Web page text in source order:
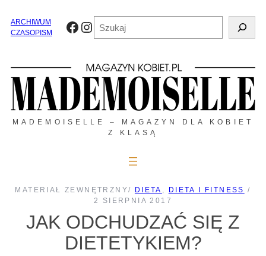
treściARCHIWUM
CZASOPISM
Facebook
Instagram
MADEMOISELLE – MAGAZYN DLA KOBIET
Z KLASĄ
MATERIAŁ ZEWNĘTRZNY/ DIETA , DIETA I FITNESS /
2 SIERPNIA 2017
JAK ODCHUDZAĆ SIĘ Z
DIETETYKIEM?